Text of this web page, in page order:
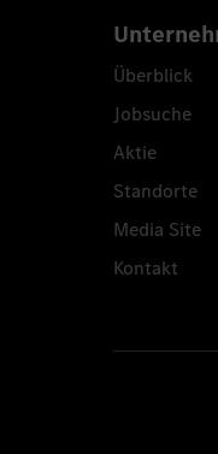
Überblick
Jobsuche
Aktie
Standorte
Media Site
Kontakt